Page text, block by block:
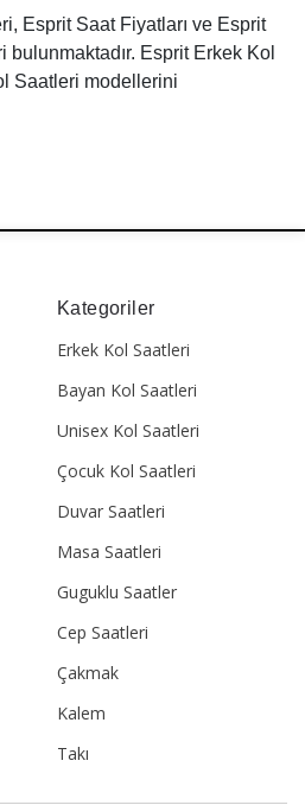
Esprit Saat Fiyatları ve Esprit
bulunmaktadır. Esprit Erkek Kol
Saatleri modellerini
Kategoriler
Erkek Kol Saatleri
Bayan Kol Saatleri
Unisex Kol Saatleri
Çocuk Kol Saatleri
Duvar Saatleri
Masa Saatleri
Guguklu Saatler
Cep Saatleri
Çakmak
Kalem
Takı